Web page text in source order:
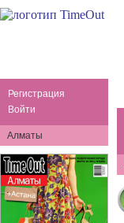
Регистрация
Войти
Алматы